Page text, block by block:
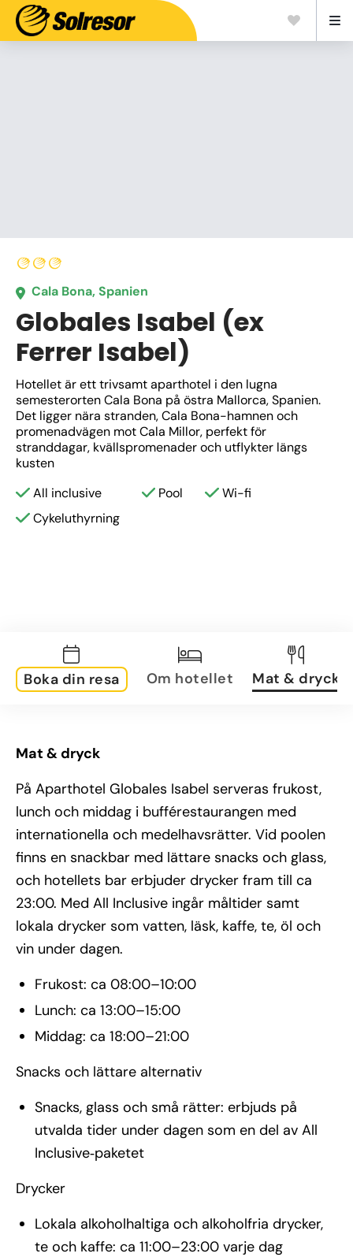
Cala Bona, Spanien
Globales Isabel (ex
Ferrer Isabel)
Hotellet är ett trivsamt aparthotel i den lugna
semesterorten Cala Bona på östra Mallorca, Spanien.
Det ligger nära stranden, Cala Bona-hamnen och
promenadvägen mot Cala Millor, perfekt för
stranddagar, kvällspromenader och utflykter längs
kusten
All inclusive
Pool
Wi-fi
Cykeluthyrning
Boka din resa Om hotellet Mat & dryck
Mat & dryck
På Aparthotel Globales Isabel serveras frukost,
lunch och middag i bufférestaurangen med
internationella och medelhavsrätter. Vid poolen
finns en snackbar med lättare snacks och glass,
och hotellets bar erbjuder drycker fram till ca
23:00. Med All Inclusive ingår måltider samt
lokala drycker som vatten, läsk, kaffe, te, öl och
vin under dagen.
Frukost: ca 08:00–10:00
Lunch: ca 13:00–15:00
Middag: ca 18:00–21:00
Snacks och lättare alternativ
Snacks, glass och små rätter: erbjuds på
utvalda tider under dagen som en del av All
Inclusive‑paketet
Drycker
Lokala alkoholhaltiga och alkoholfria drycker,
te och kaffe: ca 11:00–23:00 varje dag